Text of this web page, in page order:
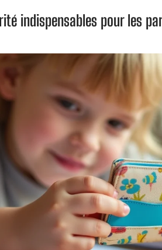
indispensables pour les